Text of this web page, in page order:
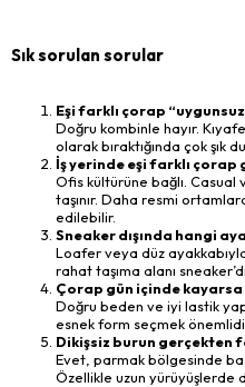
Sık sorulan sorular
Eşi farklı çorap
Doğru kombinle hayır.
olarak bıraktığında çok şık
İş yerinde eşi farklı çorap
Ofis kültürüne bağlı.
taşınır. Daha resmi
edilebilir.
Sneaker dışında hangi
Loafer veya düz
rahat taşıma alanı
Çorap gün içinde kayarsa
Doğru beden ve iyi lastik
esnek form seçmek
Dikişsiz burun gerçekten
Evet, parmak bölgesinde
Özellikle uzun yürüyüşlerde